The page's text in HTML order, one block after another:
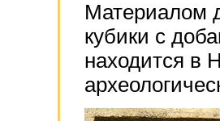
Материалом
кубики с
находится в